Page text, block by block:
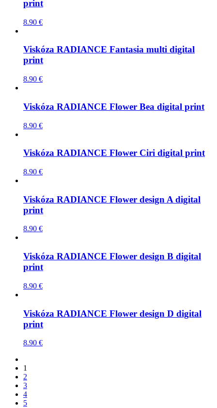
print
8.90 €
Viskóza RADIANCE Fantasia multi digital
print
8.90 €
Viskóza RADIANCE Flower Bea digital print
8.90 €
Viskóza RADIANCE Flower Ciri digital print
8.90 €
Viskóza RADIANCE Flower design A digital
print
8.90 €
Viskóza RADIANCE Flower design B digital
print
8.90 €
Viskóza RADIANCE Flower design D digital
print
8.90 €
1
2
3
4
5